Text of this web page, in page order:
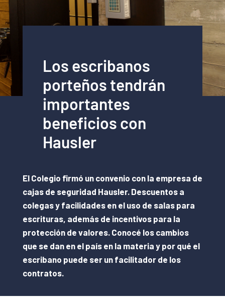
Los escribanos
porteños tendrán
importantes
beneficios con
Hausler
El Colegio firmó un convenio con la empresa de
cajas de seguridad Hausler. Descuentos a
colegas y facilidades en el uso de salas para
escrituras, además de incentivos para la
protección de valores. Conocé los cambios
que se dan en el país en la materia y por qué el
escribano puede ser un facilitador de los
contratos.